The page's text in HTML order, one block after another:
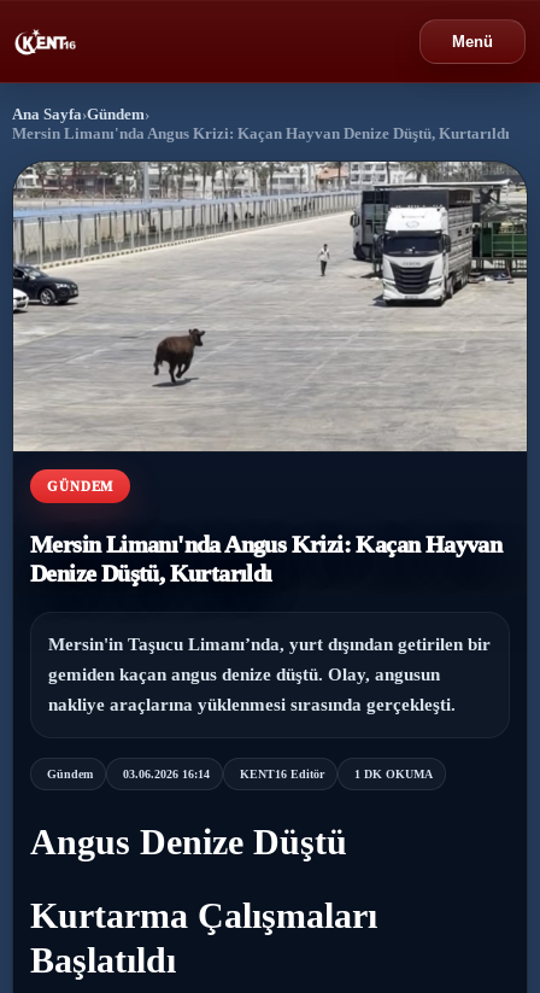
Menü
Bursa
Gündem ›
Politika ›
Spor ›
Ekonomi ›
Eğitim ›
Dünya
Magazin
Sağlık ›
Yaşam
Ana Sayfa›Gündem›
Mersin Limanı'nda Angus Krizi: Kaçan Hayvan Denize Düştü, Kurtarıldı
GÜNDEM
Mersin Limanı'nda Angus Krizi: Kaçan Hayvan
Denize Düştü, Kurtarıldı
Mersin'in Taşucu Limanı’nda, yurt dışından getirilen bir
gemiden kaçan angus denize düştü. Olay, angusun
nakliye araçlarına yüklenmesi sırasında gerçekleşti.
Gündem 03.06.2026 16:14 KENT16 Editör 1 DK OKUMA
Angus Denize Düştü
Kurtarma Çalışmaları
Başlatıldı